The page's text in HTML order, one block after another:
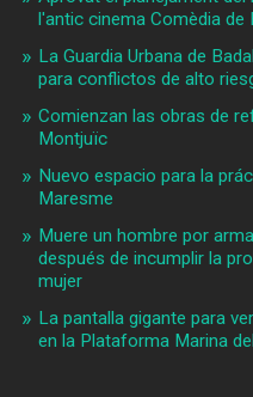
l'antic cinema Comèdia de
La Guardia Urbana de
para conflictos de alto
Comienzan las obras de
Montjuïc
Nuevo espacio para la
Maresme
Muere un hombre por
después de incumplir la
mujer
La pantalla gigante para
en la Plataforma Marina